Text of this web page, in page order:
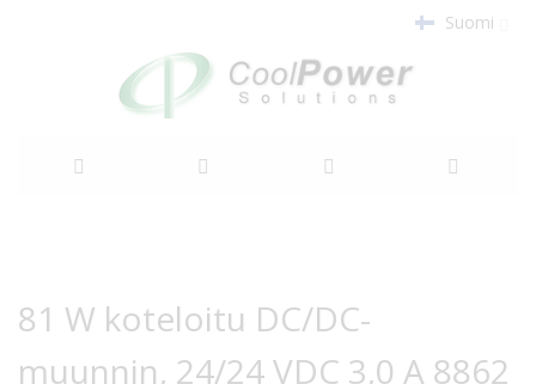
Suomi
loppuun
alkuun
81 W koteloitu DC/DC-
muunnin, 24/24 VDC 3,0 A 8862